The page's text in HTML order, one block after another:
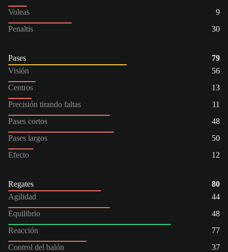
Voleas
9
Penaltis
30
Pases
79
Visión
56
Centros
13
Precisión tirando faltas
11
Pases cortos
48
Pases largos
50
Efecto
12
Regates
80
Agilidad
44
Equilibrio
48
Reacción
77
Control del balón
37